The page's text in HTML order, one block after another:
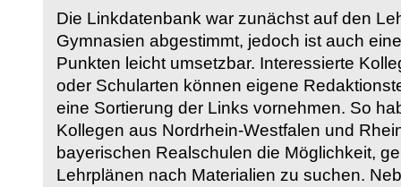
Die Linkdatenbank war zunächst auf den
Gymnasien abgestimmt, jedoch ist auch
Punkten leicht umsetzbar. Interessierte
oder Schularten können eigene
eine Sortierung der Links vornehmen. So
Kollegen aus Nordrhein-Westfalen und
bayerischen Realschulen die Möglichkeit,
Lehrplänen nach Materialien zu suchen.